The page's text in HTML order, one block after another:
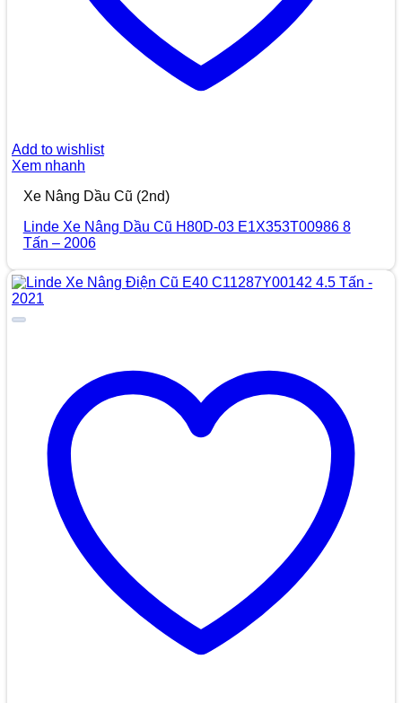
Add to wishlist
Xem nhanh
Xe Nâng Dầu Cũ (2nd)
Linde Xe Nâng Dầu Cũ H80D-03 E1X353T00986 8
Tấn – 2006